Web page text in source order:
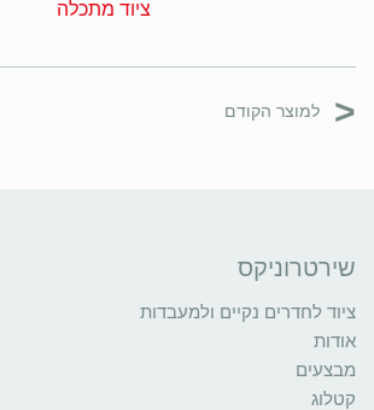
ציוד מתכלה
< למוצר הקודם
שירטרוניקס
ציוד לחדרים נקיים ולמעבדות
אודות
מבצעים
קטלוג